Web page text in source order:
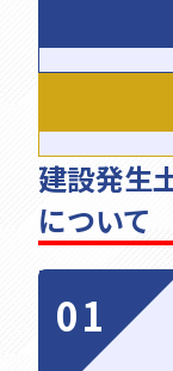
建設発生
について
01